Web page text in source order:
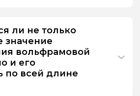
ли не только
значение
вольфрамовой
и его
по всей длине